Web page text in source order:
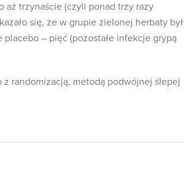
trzynaście (czyli ponad trzy razy
się, że w grupie zielonej herbaty był
– pięć (pozostałe infekcje grypą
z randomizacją, metodą podwójnej ślepej